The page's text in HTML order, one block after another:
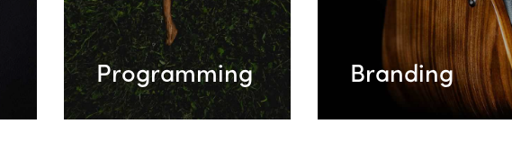
Programming Branding